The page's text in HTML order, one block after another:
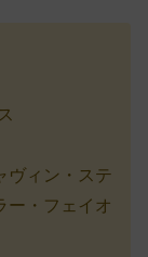
ヴィン・ステ
ー・フェイオ